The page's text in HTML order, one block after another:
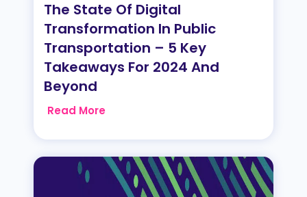
The State Of Digital
Transformation In Public
Transportation – 5 Key
Takeaways For 2024 And
Beyond
Read More